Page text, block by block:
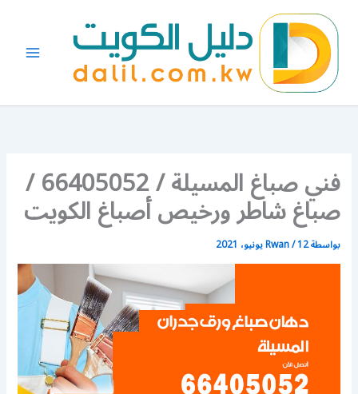
المحتوى
فني صباغ المسيلة / 66405052 /
صباغ شاطر ورخيص أصباغ الكويت
بواسطة Rwan/12 يونيو، 2021